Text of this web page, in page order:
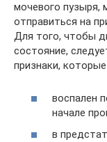
мочевого пузыря,
отправиться на
Для того, чтобы
состояние,
признаки,
воспален
начале
в